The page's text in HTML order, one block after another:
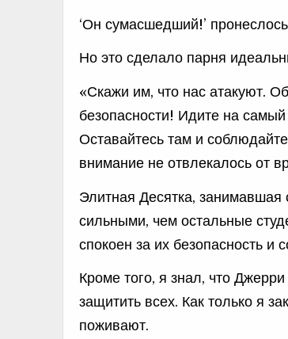
‘Он сумасшедший!’
Но это сделало парня
«Скажи им, что нас атакуют.
безопасности! Идите на
Оставайтесь там и
внимание не отвлекалось от
Элитная Десятка,
сильными, чем остальные
спокоен за их безопасность и
Кроме того, я знал, что
защитить всех. Как только я
поживают.